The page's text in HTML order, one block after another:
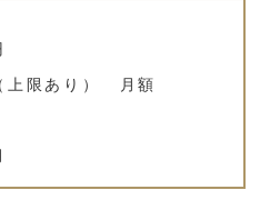
上限あり） 月額